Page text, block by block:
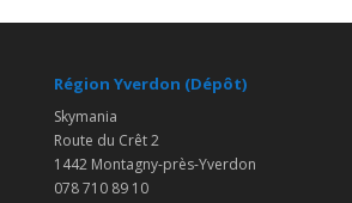
Région Yverdon (Dépôt)
Skymania
Route du Crêt 2
1442 Montagny-près-Yverdon
078 710 89 10